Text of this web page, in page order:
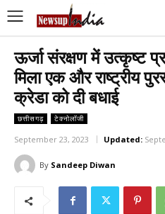
ऊर्जा संरक्षण में उत्कृष्ट
मिला एक और राष्ट्रीय
क्रेडा को दी बधाई
छत्तीसगढ़ टेक्नोलॉजी
September 23, 2023 Updated:
By Sandeep Diwan